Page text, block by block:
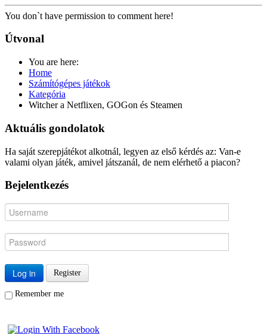
You don`t have permission to comment here!
Útvonal
You are here:
Home
Számítógépes játékok
Kategória
Witcher a Netflixen, GOGon és Steamen
Aktuális gondolatok
Ha saját szerepjátékot alkotnál, legyen az első kérdés az: Van-e
valami olyan játék, amivel játszanál, de nem elérhető a piacon?
Bejelentkezés
Log in Register
Remember me